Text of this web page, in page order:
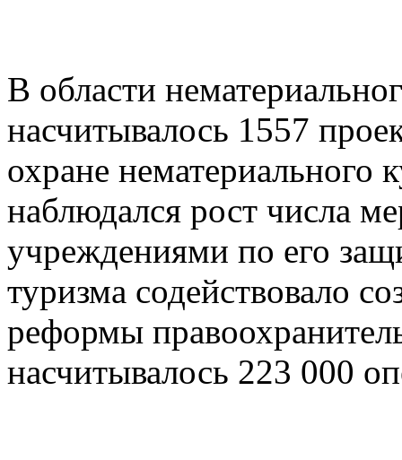
В области
насчитывалось 1557
охране нематериального
наблюдался рост числа
учреждениями по его
туризма содействовало
реформы
насчитывалось 223 000